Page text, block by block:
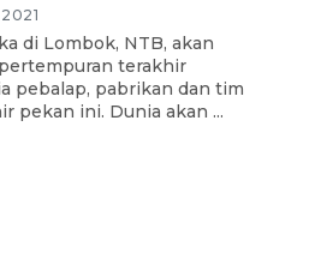
di Lombok, NTB, akan
terakhir
pebalap, pabrikan dan tim
pekan ini. Dunia akan ...